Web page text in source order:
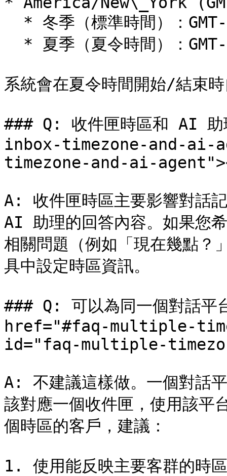
系統會在夏令時間開始/結束
### Q: 收件匣時區和 AI
inbox-timezone-and-
timezone-and-ai-
A: 收件匣時區主要影響對話
AI 助理的回答內容。如果您
相關問題（例如「現在幾點
具中設定時區資訊。
### Q: 可以為同一個對話平
href="#faq-multiple-
id="faq-multiple-
A: 不建議這樣做。一個對話
該對應一個收件匣，使用該平
個時區的客戶，建議：
1. 使用能反映主要客群的時區